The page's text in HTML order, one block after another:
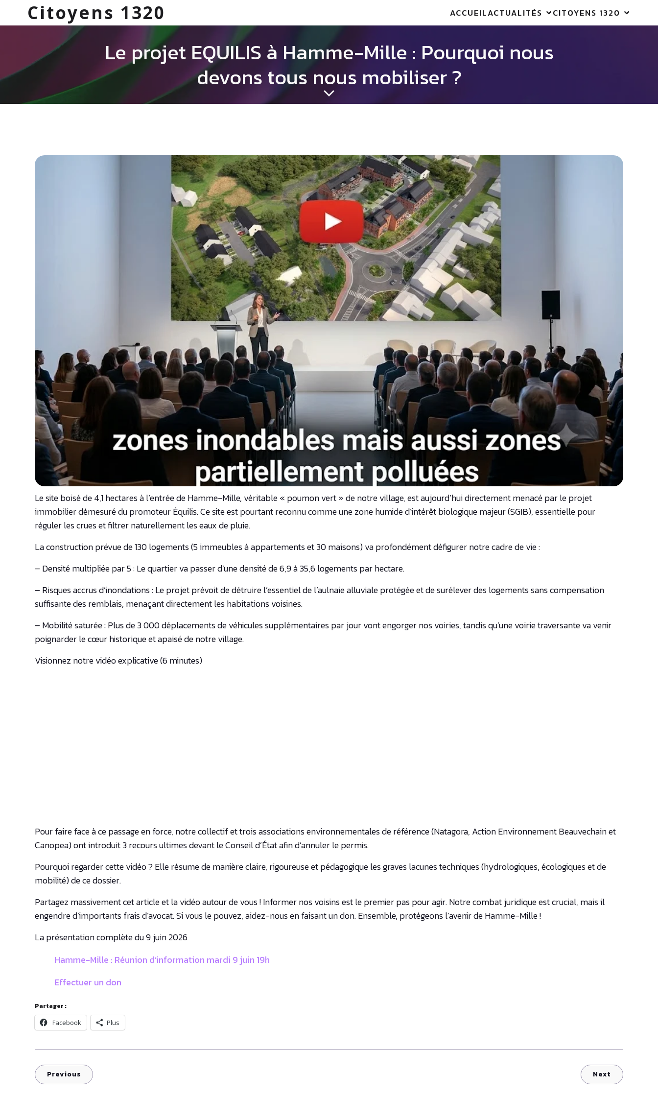
Citoyens 1320 ACCUEILACTUALITÉS CITOYENS 1320
Le projet EQUILIS à Hamme-Mille : Pourquoi nous
devons tous nous mobiliser ?
Le site boisé de 4,1 hectares à l’entrée de Hamme-Mille, véritable « poumon vert » de notre village, est aujourd’hui directement menacé par le projet
immobilier démesuré du promoteur Équilis. Ce site est pourtant reconnu comme une zone humide d’intérêt biologique majeur (SGIB), essentielle pour
réguler les crues et filtrer naturellement les eaux de pluie.
La construction prévue de 130 logements (5 immeubles à appartements et 30 maisons) va profondément défigurer notre cadre de vie :
– Densité multipliée par 5 : Le quartier va passer d’une densité de 6,9 à 35,6 logements par hectare.
– Risques accrus d’inondations : Le projet prévoit de détruire l’essentiel de l’aulnaie alluviale protégée et de surélever des logements sans compensation
suffisante des remblais, menaçant directement les habitations voisines.
– Mobilité saturée : Plus de 3 000 déplacements de véhicules supplémentaires par jour vont engorger nos voiries, tandis qu’une voirie traversante va venir
poignarder le cœur historique et apaisé de notre village.
Visionnez notre vidéo explicative (6 minutes)
Pour faire face à ce passage en force, notre collectif et trois associations environnementales de référence (Natagora, Action Environnement Beauvechain et
Canopea) ont introduit 3 recours ultimes devant le Conseil d’État afin d’annuler le permis.
Pourquoi regarder cette vidéo ? Elle résume de manière claire, rigoureuse et pédagogique les graves lacunes techniques (hydrologiques, écologiques et de
mobilité) de ce dossier.
Partagez massivement cet article et la vidéo autour de vous ! Informer nos voisins est le premier pas pour agir. Notre combat juridique est crucial, mais il
engendre d’importants frais d’avocat. Si vous le pouvez, aidez-nous en faisant un don. Ensemble, protégeons l’avenir de Hamme-Mille !
La présentation complète du 9 juin 2026
Hamme-Mille : Réunion d’information mardi 9 juin 19h
Effectuer un don
Partager :
Facebook
Plus
Previous Next